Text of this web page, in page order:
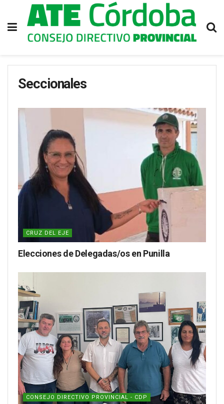
Seccionales
CRUZ DEL EJE
Elecciones de Delegadas/os en Punilla
CONSEJO DIRECTIVO PROVINCIAL - CDP